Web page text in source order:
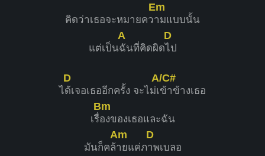
คิดว่าเธอจะหมายคว
Em
ามแบบนั้น
แต่เป็น
A
ฉันที่คิดผิด
D
ไป
ไ
D
ด้เจอเธออีกครั้ง จะไม่เ
A/C#
ข้าข้างเธอ
เรื่
Bm
องของเธอและฉัน
มันก็คล้
Am
ายแค่ภ
D
าพเบลอ